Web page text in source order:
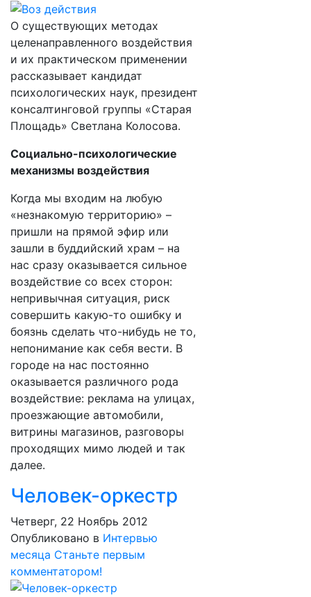
О существующих методах
целенаправленного воздействия
и их практическом применении
рассказывает кандидат
психологических наук, президент
консалтинговой группы «Старая
Площадь» Светлана Колосова.
Социально-психологические
механизмы воздействия
Когда мы входим на любую
«незнакомую территорию» –
пришли на прямой эфир или
зашли в буддийский храм – на
нас сразу оказывается сильное
воздействие со всех сторон:
непривычная ситуация, риск
совершить какую-то ошибку и
боязнь сделать что-нибудь не то,
непонимание как себя вести. В
городе на нас постоянно
оказывается различного рода
воздействие: реклама на улицах,
проезжающие автомобили,
витрины магазинов, разговоры
проходящих мимо людей и так
далее.
Человек-оркестр
Четверг, 22 Ноябрь 2012
Опубликовано в Интервью
месяца Станьте первым
комментатором!